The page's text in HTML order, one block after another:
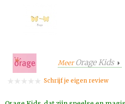
MeerOrage Kids
Schrijf je eigen review